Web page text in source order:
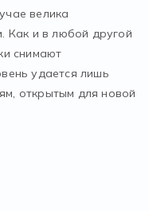
велика
Как и в любой другой
снимают
удается лишь
открытым для новой